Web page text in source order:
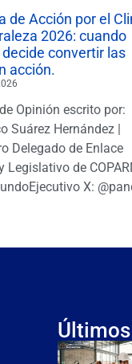
de Acción por el
2026: cuando
convertir las
acción.
Opinión escrito por:
Suárez Hernández |
Delegado de Enlace
Legislativo de
X: